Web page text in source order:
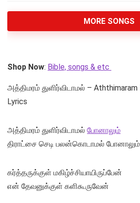
MORE SONGS
Shop Now: Bible, songs & etc
அத்திமரம் துளிர்விடாமல் – Aththimaram
Lyrics
அத்திமரம் துளிர்விடாமல் போனாலும்
திராட்சை செடி பலன்கொடாமல் போனாலும்
கர்த்தருக்குள் மகிழ்ச்சியாயிருப்பேன்
என் தேவனுக்குள் களிகூருவேன்